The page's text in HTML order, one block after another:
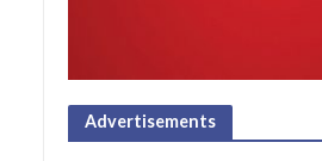
Advertisements